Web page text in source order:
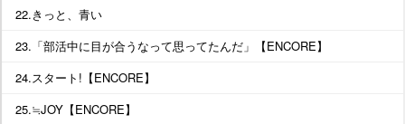
22.きっと、青い
23.「部活中に目が合うなって思ってたんだ」【ENCORE】
24.スタート!【ENCORE】
25.≒JOY【ENCORE】